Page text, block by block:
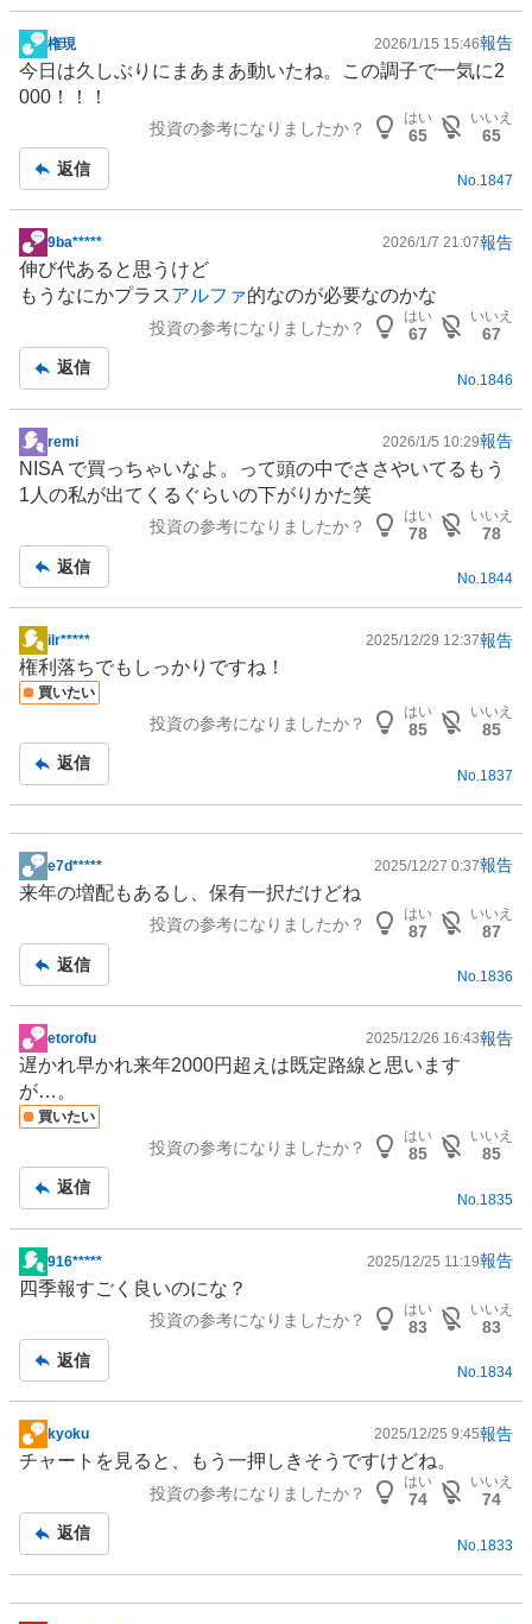
掲
示
板
権現 2026/1/15 15:46報告
今日は久しぶりにまあまあ動いたね。この調子で一気に2
000！！！
投資の参考になりましたか？
はい
65
いいえ
65
返信
No.1847
掲
示
板
9ba***** 2026/1/7 21:07報告
伸び代あると思うけど
もうなにかプラスアルファ的なのが必要なのかな
投資の参考になりましたか？
はい
67
いいえ
67
返信
No. 1846
掲
示
板
remi 2026/1/5 10:29報告
NISA で買っちゃいなよ。って頭の中でささやいてるもう
1人の私が出てくるぐらいの下がりかた笑
投資の参考になりましたか？
はい
78
いいえ
78
返信
No.1844
掲
示
板
ilr***** 2025/12/29 12:37報告
権利落ちでもしっかりですね！
買いたい
投資の参考になりましたか？
はい
85
いいえ
85
返信
No. 1837
掲
示
事
e7d***** 2025/12/27 0:37報告
来年の増配もあるし、保有一択だけどね
投資の参考になりましたか？
はい
87
いいえ
87
返信
No.1836
掲
示
板
記
etorofu 2025/12/26 16:43報告
遅かれ早かれ来年2000円超えは既定路線と思います
が…。
買いたい
投資の参考になりましたか？
はい
85
いいえ
85
返信
No. 1835
掲
示
事
916***** 2025/12/25 11:19報告
四季報すごく良いのにな？
投資の参考になりましたか？
はい
83
いいえ
83
返信
No.1834
掲
示
事
kyoku 2025/12/25 9:45報告
チャートを見ると、もう一押しきそうですけどね。
投資の参考になりましたか？
はい
74
いいえ
74
返信
No. 1833